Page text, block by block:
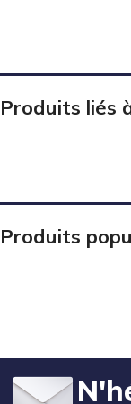
Produits liés
Produits